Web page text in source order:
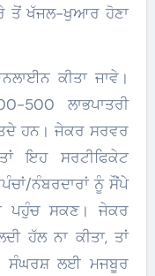
ਤੋਂ ਖੱਜਲ-ਖੁਆਰ ਹੋਣਾ
ਕੀਤਾ ਜਾਵੇ।
500 ਲਾਭਪਾਤਰੀ
ਹਨ। ਜੇਕਰ ਸਰਵਰ
ਇਹ ਸਰਟੀਫਿਕੇਟ
ਨੰਬਰਦਾਰਾਂ ਨੂੰ ਸੌਂਪੇ
ਪਹੁੰਚ ਸਕਣ। ਜੇਕਰ
ਹੱਲ ਨਾ ਕੀਤਾ, ਤਾਂ
ਸੰਘਰਸ਼ ਲਈ ਮਜਬੂਰ